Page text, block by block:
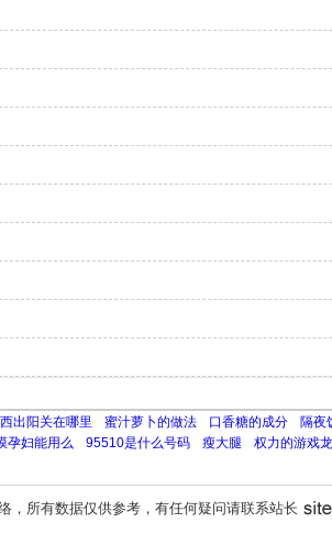
西出阳关在哪里 蜜汁萝卜的做法 口香糖的成分 隔夜
孕妇能用么 95510是什么号码 瘦大腿 权力的游戏
，所有数据仅供参考，有任何疑问请联系站长